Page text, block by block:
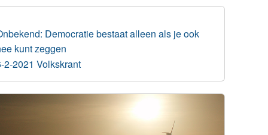
Democratie bestaat alleen als je ook
kunt zeggen
2-2021 Volkskrant